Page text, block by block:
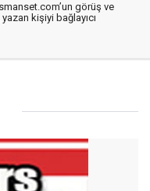
görüş ve
kişiyi bağlayıcı